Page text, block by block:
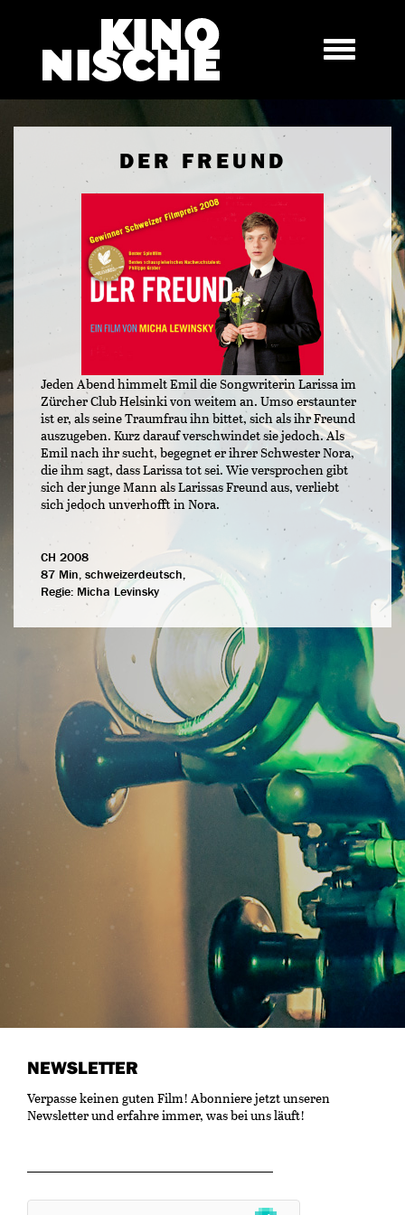
DER FREUND
Jeden Abend himmelt Emil die Songwriterin Larissa im
Zürcher Club Helsinki von weitem an. Umso erstaunter
ist er, als seine Traumfrau ihn bittet, sich als ihr Freund
auszugeben. Kurz darauf verschwindet sie jedoch. Als
Emil nach ihr sucht, begegnet er ihrer Schwester Nora,
die ihm sagt, dass Larissa tot sei. Wie versprochen gibt
sich der junge Mann als Larissas Freund aus, verliebt
sich jedoch unverhofft in Nora.
CH 2008
87 Min, schweizerdeutsch,
Regie: Micha Levinsky
NEWSLETTER
Verpasse keinen guten Film! Abonniere jetzt unseren
Newsletter und erfahre immer, was bei uns läuft!